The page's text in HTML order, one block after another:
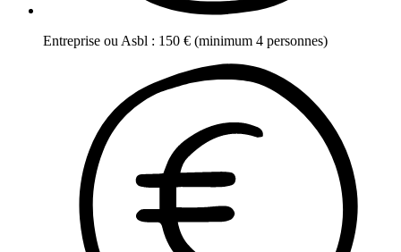
Entreprise ou Asbl : 150 € (minimum 4 personnes)